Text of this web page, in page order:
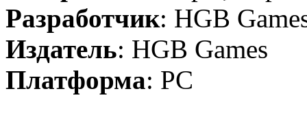
Разработчик: HGB
Издатель: HGB Games
Платформа: PC